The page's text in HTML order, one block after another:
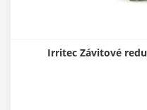
Irritec Závitové